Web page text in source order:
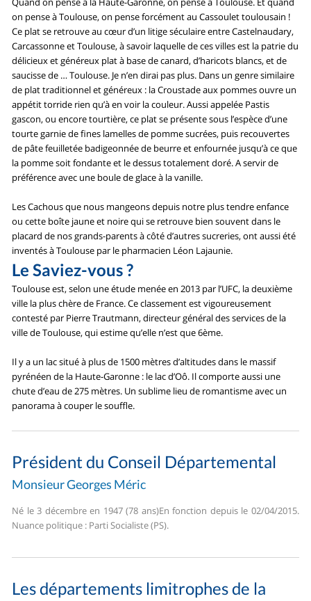
on pense à Toulouse, on pense forcément au Cassoulet toulousain !
Ce plat se retrouve au cœur d’un litige séculaire entre Castelnaudary,
Carcassonne et Toulouse, à savoir laquelle de ces villes est la patrie du
délicieux et généreux plat à base de canard, d’haricots blancs, et de
saucisse de … Toulouse. Je n’en dirai pas plus. Dans un genre similaire
de plat traditionnel et généreux : la Croustade aux pommes ouvre un
appétit torride rien qu’à en voir la couleur. Aussi appelée Pastis
gascon, ou encore tourtière, ce plat se présente sous l’espèce d’une
tourte garnie de fines lamelles de pomme sucrées, puis recouvertes
de pâte feuilletée badigeonnée de beurre et enfournée jusqu’à ce que
la pomme soit fondante et le dessus totalement doré. A servir de
préférence avec une boule de glace à la vanille.
Les Cachous que nous mangeons depuis notre plus tendre enfance
ou cette boîte jaune et noire qui se retrouve bien souvent dans le
placard de nos grands-parents à côté d’autres sucreries, ont aussi été
inventés à Toulouse par le pharmacien Léon Lajaunie.
Le Saviez-vous ?
Toulouse est, selon une étude menée en 2013 par l’UFC, la deuxième
ville la plus chère de France. Ce classement est vigoureusement
contesté par Pierre Trautmann, directeur général des services de la
ville de Toulouse, qui estime qu’elle n’est que 6ème.
Il y a un lac situé à plus de 1500 mètres d’altitudes dans le massif
pyrénéen de la Haute-Garonne : le lac d’Oô. Il comporte aussi une
chute d’eau de 275 mètres. Un sublime lieu de romantisme avec un
panorama à couper le souffle.
Président du Conseil Départemental
Monsieur Georges Méric
Né le 3 décembre en 1947 (78 ans)En fonction depuis le 02/04/2015.
Nuance politique : Parti Socialiste (PS).
Les départements limitrophes de la